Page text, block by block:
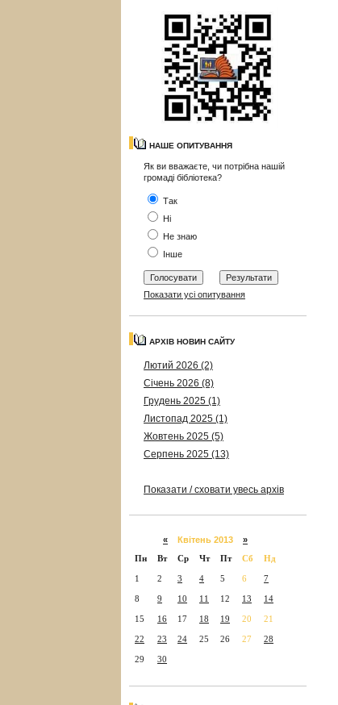
НАШЕ ОПИТУВАННЯ
Як ви вважаєте, чи потрібна нашій
громаді бібліотека?
Так
Ні
Не знаю
Інше
Показати усі опитування
АРХІВ НОВИН САЙТУ
Лютий 2026 (2)
Січень 2026 (8)
Грудень 2025 (1)
Листопад 2025 (1)
Жовтень 2025 (5)
Серпень 2025 (13)
Показати / сховати увесь архів
« Квітень 2013 »
Пн
Вт Ср Чт Пт Сб Нд
1 2 3 4 5 6 7
8 9 10 11 12 13 14
15 16 17 18 19 20 21
22 23 24 25 26 27 28
29 30